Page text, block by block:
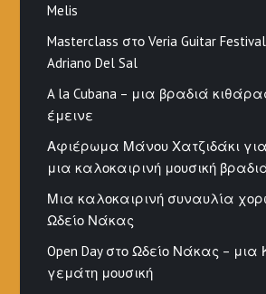
Melis
Masterclass στο Veria Guitar
Adriano Del Sal
A la Cubana – μια βραδιά
έμεινε
Αφιέρωμα Μάνου Χατζιδάκι
μια καλοκαιρινή μουσική
Μια καλοκαιρινή συναυλία
Ωδείο Νάκας
Open Day στο Ωδείο Νάκας – μια
γεμάτη μουσική